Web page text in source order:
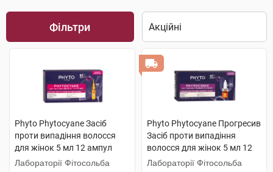
Фільтри
Phyto Phytocyane Засіб
проти випадіння волосся
для жінок 5 мл 12 ампул
Лабораторії Фітосольба
Phyto Phytocyane Прогресив
Засіб проти випадіння
волосся для жінок 5 мл 12
ампул
Лабораторії Фітосольба